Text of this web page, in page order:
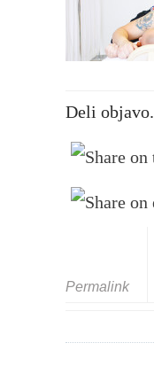
Deli
Permalink